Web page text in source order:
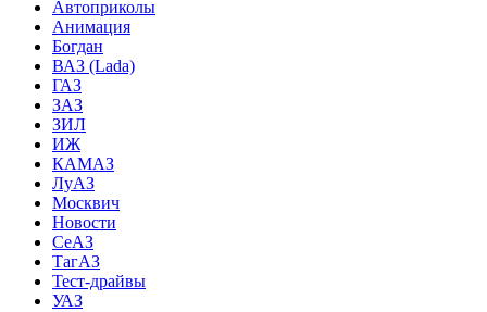
Автоприколы
Анимация
Богдан
ВАЗ (Lada)
ГАЗ
ЗАЗ
ЗИЛ
ИЖ
КАМАЗ
ЛуАЗ
Москвич
Новости
СеАЗ
ТагАЗ
Тест-драйвы
УАЗ